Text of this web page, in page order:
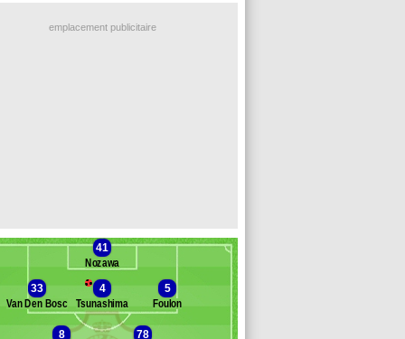
: un nul entre Auxerre et Troyes
emplacement publicitaire
41
Nozawa
33
Van Den Bosch
4
Tsunashima
5
Foulon
8
78